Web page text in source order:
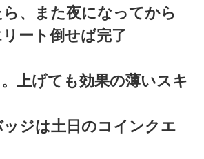
、また夜になってから
ート倒せば完了
。上げても効果の薄いスキ
ッジは土日のコインクエ